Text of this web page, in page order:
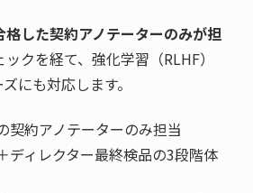
格した契約アノテーターのみが担
クを経て、強化学習（RLHF）
にも対応します。
契約アノテーターのみ担当
ディレクター最終検品の3段階体